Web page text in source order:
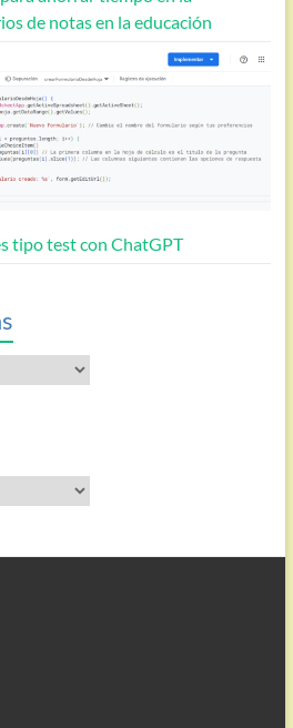
de notas en la educación
tipo test con ChatGPT